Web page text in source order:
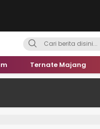
Ternate Majang